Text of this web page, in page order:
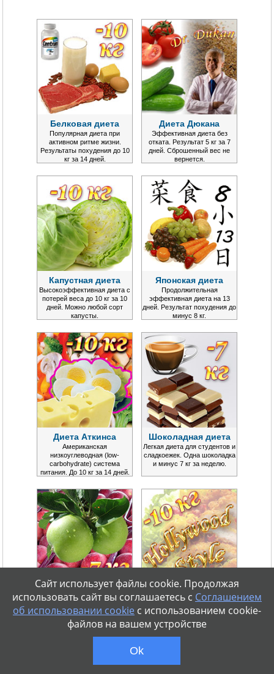
Белковая диета
Популярная диета при
активном ритме жизни.
Результаты похудения до 10
кг за 14 дней.
Диета Дюкана
Эффективная диета без
отката. Результат 5 кг за 7
дней. Сброшенный вес не
вернется.
Капустная диета
Высокоэффективная диета с
потерей веса до 10 кг за 10
дней. Можно любой сорт
капусты.
Японская диета
Продолжительная
эффективная диета на 13
дней. Результат похудения до
минус 8 кг.
Диета Аткинса
Американская
низкоуглеводная (low-
carbohydrate) система
питания. До 10 кг за 14 дней.
Шоколадная диета
Легкая диета для студентов и
сладкоежек. Одна шоколадка
и минус 7 кг за неделю.
Яблочная диета
Простая и эффективная
диета с минимумом
ограничений. Сбрасывается
до 7 кг за 7 дней.
Голливудская диета
Стандарт от знаменитостей
для поддержания формы.
Обещает 10 кг за 14 дней.
Сайт использует файлы cookie. Продолжая
использовать сайт вы соглашаетесь с Соглашением
об использовании cookieс использованием cookie-
файлов на вашем устройстве
Ok